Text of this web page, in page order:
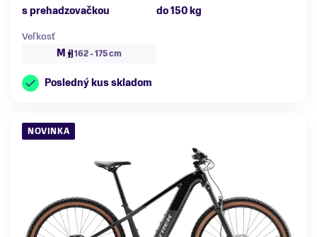
s prehadzovačkou
do 150 kg
Veľkosť
M
162 - 175 cm
Posledný kus skladom
NOVINKA